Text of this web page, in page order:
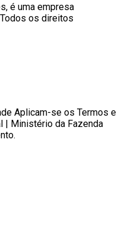
é uma empresa
os direitos
Aplicam-se os Termos e
| Ministério da Fazenda